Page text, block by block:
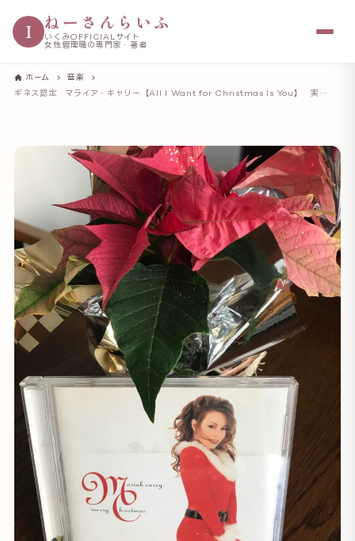
I ねーさんらいふ
いくみOFFICIALサイト
女性管理職の専門家・著者
ホーム
音楽
ギネス認定 マライア・キャリー【All I Want for Christmas Is You】 実は1994年ドラマの主題歌だった